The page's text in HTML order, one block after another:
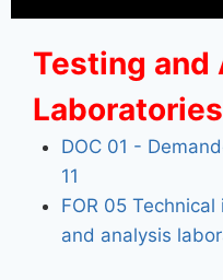
Testing and
Laboratories
DOC 01 -
11
FOR 05
and analysis